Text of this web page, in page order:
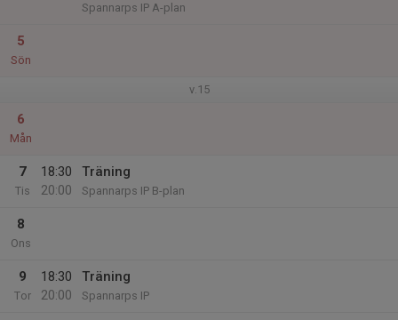
Spannarps IP A-plan
5
Sön
v.15
6
Mån
7
Tis
18:30
20:00
Träning
Spannarps IP B-plan
8
Ons
9
Tor
18:30
20:00
Träning
Spannarps IP